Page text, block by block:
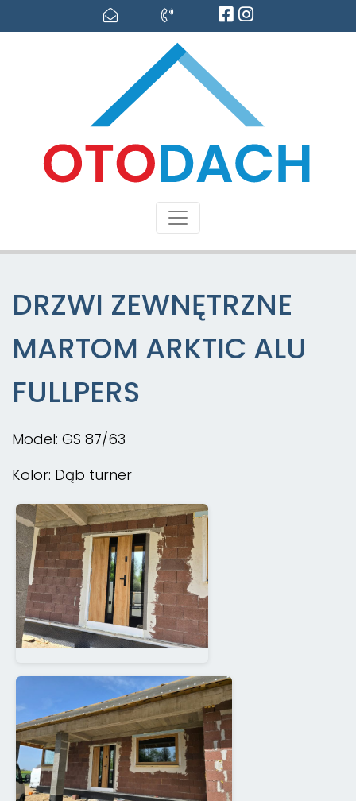
DRZWI ZEWNĘTRZNE
MARTOM ARKTIC ALU
FULLPERS
Model: GS 87/63
Kolor: Dąb turner